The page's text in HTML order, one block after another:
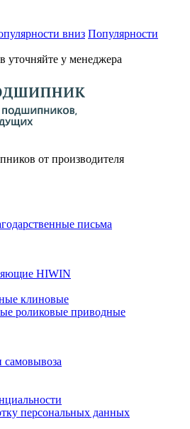
вниз Популярности
уточняйте у менеджера
от производителя
письма
HIWIN
клиновые
роликовые приводные
самовывоза
персональных данных